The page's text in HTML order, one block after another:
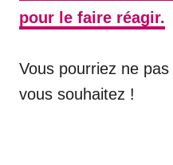
pour le faire réagir.
Vous pourriez ne
vous souhaitez !